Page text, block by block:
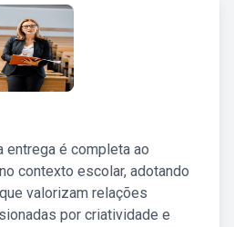
entrega é completa ao
contexto escolar, adotando
valorizam relações
por criatividade e